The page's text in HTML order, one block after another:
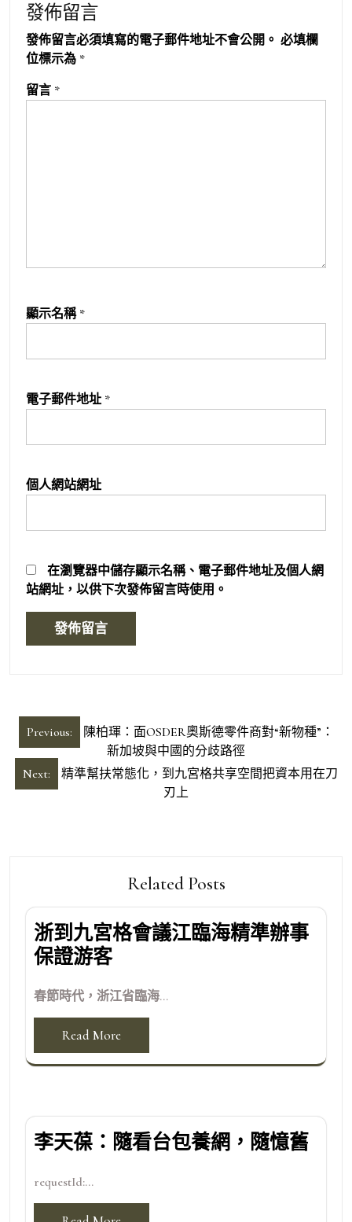
發佈留言
發佈留言必須填寫的電子郵件地址不會公開。 必填欄
位標示為 *
留言 *
顯示名稱 *
電子郵件地址 *
個人網站網址
在瀏覽器中儲存顯示名稱、電子郵件地址及個人網
站網址，以供下次發佈留言時使用。
文
章
導
Previous:
陳柏琿：面OSDER奧斯德零件商對“新物種”：
新加坡與中國的分歧路徑
Next:
精準幫扶常態化，到九宮格共享空間把資本用在刀
刃上
Related Posts
浙到九宮格會議江臨海精準辦事
保證游客
春節時代，浙江省臨海...
Read More
李天葆：隨看台包養網，隨憶舊
requestId:...